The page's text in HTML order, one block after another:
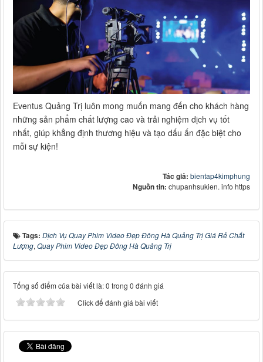
Eventus Quảng Trị luôn mong muốn mang đến cho khách hàng
những sản phẩm chất lượng cao và trải nghiệm dịch vụ tốt
nhất, giúp khẳng định thương hiệu và tạo dấu ấn đặc biệt cho
mỗi sự kiện!
Tác giả: bientap4kimphung
Nguồn tin: chupanhsukien. info https
Tags: Dịch Vụ Quay Phim Video Đẹp Đông Hà Quảng Trị Giá Rẻ Chất
Lượng,Quay Phim Video Đẹp Đông Hà Quảng Trị
Tổng số điểm của bài viết là: 0 trong 0 đánh giá
Click để đánh giá bài viết